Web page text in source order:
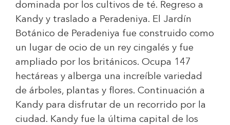
dominada por los cultivos de té. Regreso a
Kandy y traslado a Peradeniya. El Jardín
Botánico de Peradeniya fue construido como
un lugar de ocio de un rey cingalés y fue
ampliado por los británicos. Ocupa 147
hectáreas y alberga una increíble variedad
de árboles, plantas y flores. Continuación a
Kandy para disfrutar de un recorrido por la
ciudad. Kandy fue la última capital de los